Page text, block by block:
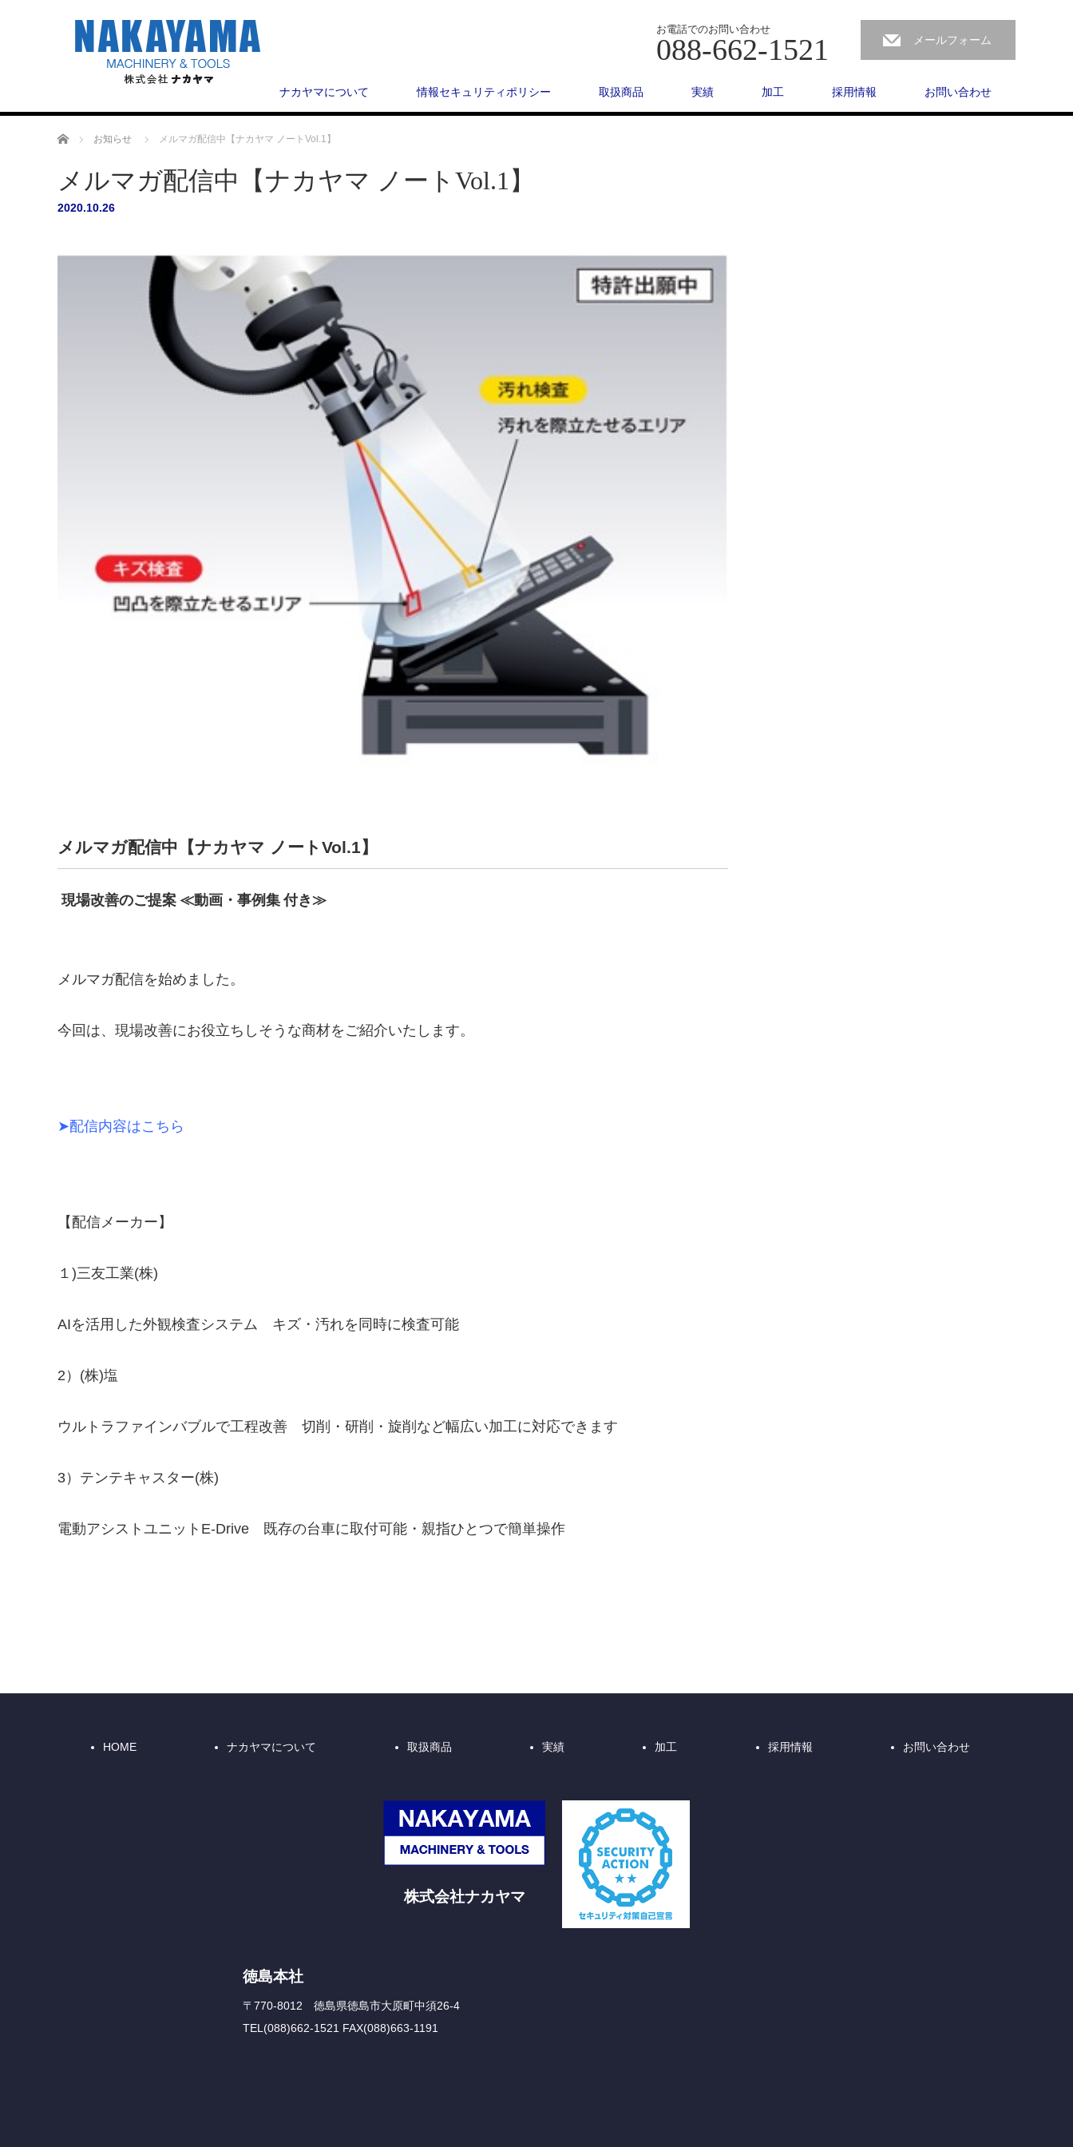
お電話でのお問い合わせ
088-662-1521 メールフォーム
ナカヤマについて 情報セキュリティポリシー 取扱商品 実績 加工 採用情報 お問い合わせ
ホーム お知らせ メルマガ配信中【ナカヤマ ノートVol.1】
メルマガ配信中【ナカヤマ ノートVol.1】
2020.10.26
メルマガ配信中【ナカヤマ ノートVol.1】
現場改善のご提案 ≪動画・事例集 付き≫
メルマガ配信を始めました。
今回は、現場改善にお役立ちしそうな商材をご紹介いたします。
➤配信内容はこちら
【配信メーカー】
１)三友工業(株)
AIを活用した外観検査システム キズ・汚れを同時に検査可能
2）(株)塩
ウルトラファインバブルで工程改善 切削・研削・旋削など幅広い加工に対応できます
3）テンテキャスター(株)
電動アシストユニットE-Drive 既存の台車に取付可能・親指ひとつで簡単操作
HOME ナカヤマについて 取扱商品 実績 加工 採用情報 お問い合わせ
株式会社ナカヤマ
徳島本社
〒770-8012 徳島県徳島市大原町中須26-4
TEL(088)662-1521 FAX(088)663-1191